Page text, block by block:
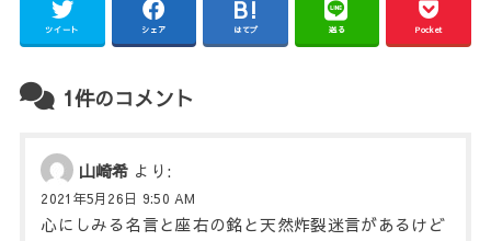
ツイート シェア はてブ 送る Pocket
1件のコメント
山崎希 より:
2021年5月26日 9:50 AM
心にしみる名言と座右の銘と天然炸裂迷言があるけど